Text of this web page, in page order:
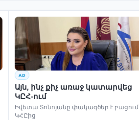
AD
Այն, ինչ քիչ առաջ կատարվեց
ԿԸՀ-ում
Իվետա Տոնոյանը փակագծեր է բացում
ԿՀԸից